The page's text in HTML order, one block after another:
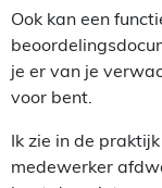
Ook kan een
je er van je
voor bent.
Ik zie in de
medewerker